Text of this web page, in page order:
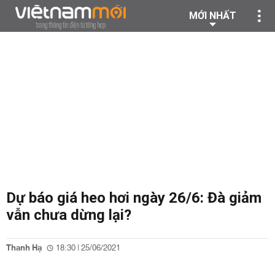
MỚI NHẤT
Dự báo giá heo hơi ngày 26/6: Đà giảm
vẫn chưa dừng lại?
Thanh Hạ 18:30 | 25/06/2021